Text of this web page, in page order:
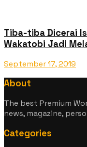
Tiba-tiba Dicerai
Wakatobi Jadi
September 17, 2019
About
The best Premium
news, magazine,
Categories